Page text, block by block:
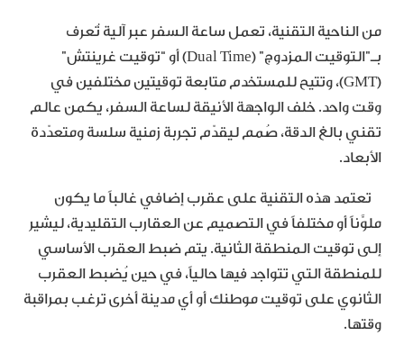
من الناحية التقنية، تعمل ساعة السفر عبر آلية تُعرف
بـ”التوقيت المزدوج” (Dual Time) أو “توقيت غرينتش”
(GMT)، وتتيح للمستخدم متابعة توقيتين مختلفين في
وقت واحد. خلف الواجهة الأنيقة لساعة السفر، يكمن عالم
تقني بالغ الدقة، صُمم ليقدّم تجربة زمنية سلسة ومتعدّدة
الأبعاد.
تعتمد هذه التقنية على عقرب إضافي غالباً ما يكون
ملوَّناً أو مختلفاً في التصميم عن العقارب التقليدية، ليشير
إلى توقيت المنطقة الثانية. يتم ضبط العقرب الأساسي
للمنطقة التي تتواجد فيها حالياً، في حين يُضبط العقرب
الثانوي على توقيت موطنك أو أي مدينة أخرى ترغب بمراقبة
وقتها.